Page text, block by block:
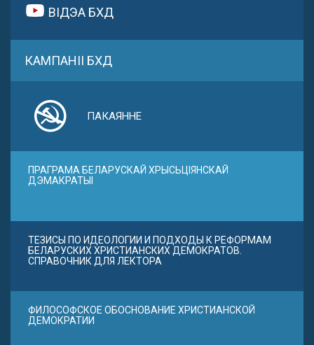
ВІДЭА БХД
КАМПАНІІ БХД
ПАКАЯННЕ
ПРАГРАМА БЕЛАРУСКАЙ ХРЫСЬЦІЯНСКАЙ
ДЭМАКРАТЫІ
ТЕЗИСЫ ПО ИДЕОЛОГИИ И ПОДХОДЫ К РЕФОРМАМ
БЕЛАРУСКИХ ХРИСТИАНСКИХ ДЕМОКРАТОВ.
СПРАВОЧНИК ДЛЯ ЛЕКТОРА
ФИЛОСОФСКОЕ ОБОСНОВАНИЕ ХРИСТИАНСКОЙ
ДЕМОКРАТИИ